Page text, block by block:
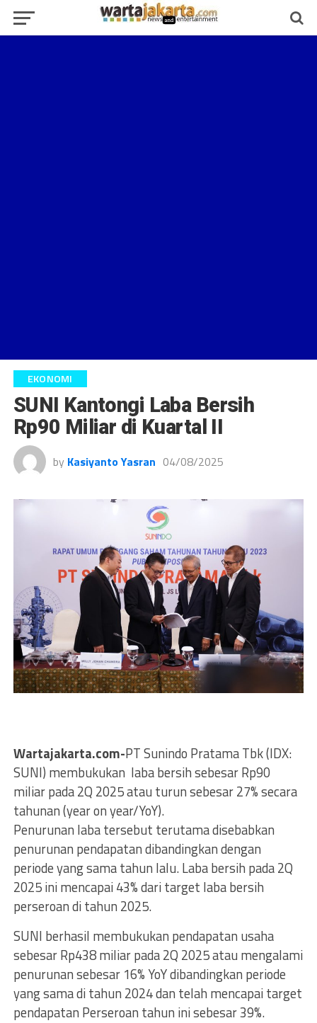
EKONOMI
SUNI Kantongi Laba Bersih
Rp90 Miliar di Kuartal II
by Kasiyanto Yasran 04/08/2025
Wartajakarta.com-PT Sunindo Pratama Tbk (IDX:
SUNI) membukukan laba bersih sebesar Rp90
miliar pada 2Q 2025 atau turun sebesar 27% secara
tahunan (year on year/YoY).
Penurunan laba tersebut terutama disebabkan
penurunan pendapatan dibandingkan dengan
periode yang sama tahun lalu. Laba bersih pada 2Q
2025 ini mencapai 43% dari target laba bersih
perseroan di tahun 2025.
SUNI berhasil membukukan pendapatan usaha
sebesar Rp438 miliar pada 2Q 2025 atau mengalami
penurunan sebesar 16% YoY dibandingkan periode
yang sama di tahun 2024 dan telah mencapai target
pendapatan Perseroan tahun ini sebesar 39%.